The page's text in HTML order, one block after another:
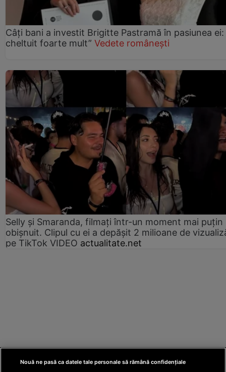
Câți bani a investit Brigitte Pastramă în pasiunea ei:
cheltuit foarte mult” Vedete românești
Selly și Smaranda, filmați într-un moment mai puțin
obișnuit. Clipul cu ei a depășit 2 milioane de
pe TikTok VIDEO actualitate.net
Nouă ne pasă ca datele tale personale să rămână confidențiale